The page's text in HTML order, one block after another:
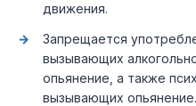
движения.
Запрещается
вызывающих
опьянение, а также
вызывающих